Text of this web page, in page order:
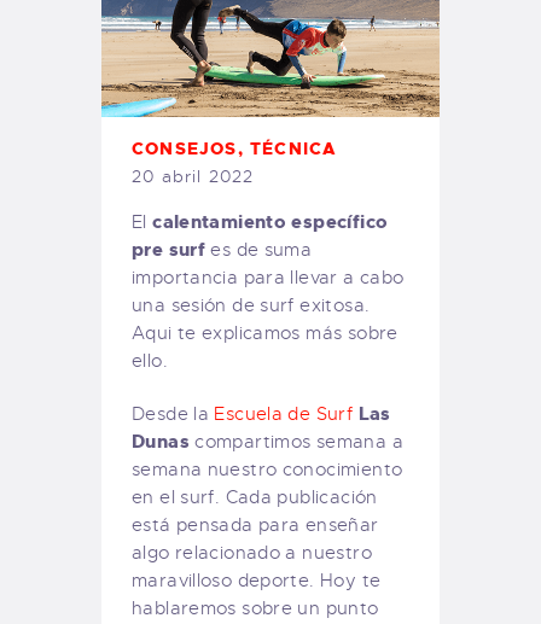
CONSEJOS,TÉCNICA
20 abril 2022
Elcalentamiento específico
pre surf es de suma
importancia para llevar a cabo
una sesión de surf exitosa.
Aqui te explicamos más sobre
ello.
Desde la Escuela de Surf Las
Dunas compartimos semana a
semana nuestro conocimiento
en el surf. Cada publicación
está pensada para enseñar
algo relacionado a nuestro
maravilloso deporte. Hoy te
hablaremos sobre un punto